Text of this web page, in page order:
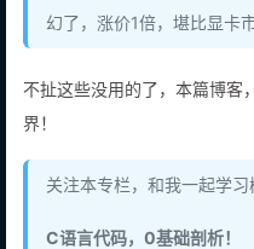
幻了，涨价1倍，堪比显卡
不扯这些没用的了，本篇博客
界！
关注本专栏，和我一起学
C语言代码，0基础剖析！